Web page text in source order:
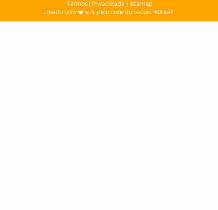
Termos| Privacidade
Sitemap
Criado com ❤️ e ☕ pelo time do EncontraBrasil